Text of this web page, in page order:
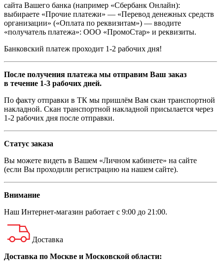
сайта Вашего банка (например «Сбербанк Онлайн):
выбираете «Прочие платежи» — «Перевод денежных средств
организации» («Оплата по реквизитам») — вводите
«получатель платежа»: ООО «ПромоСтар» и реквизиты.
Банковский платеж проходит 1-2 рабочих дня!
После получения платежа мы отправим Ваш заказ
в течение 1-3 рабочих дней.
По факту отправки в ТК мы пришлём Вам скан транспортной
накладной. Скан транспортной накладной присылается через
1-2 рабочих дня после отправки.
Статус заказа
Вы можете видеть в Вашем «Личном кабинете» на сайте
(если Вы проходили регистрацию на нашем сайте).
Внимание
Наш Интернет-магазин работает с 9:00 до 21:00.
Доставка
Доставка по Москве и Московской области: